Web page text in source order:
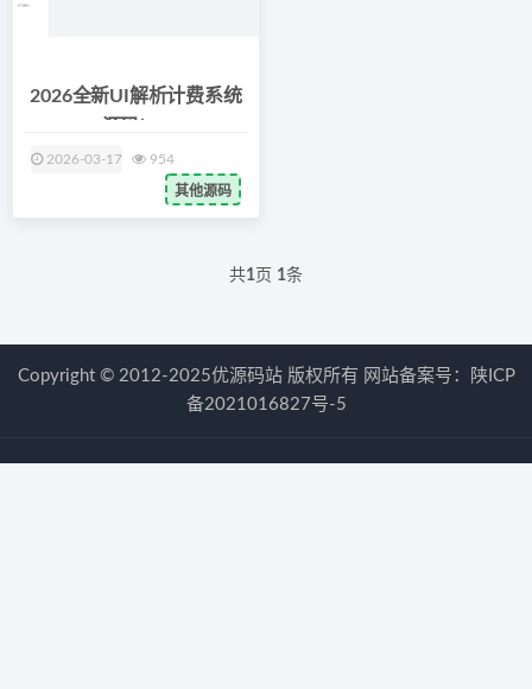
2026全新UI解析计费系统
2026-03-17 954
其他源码
共1 页 1条
Copyright © 2012-2025优源码站 版权所有 网站备案号：
陕ICP
备2021016827号-5